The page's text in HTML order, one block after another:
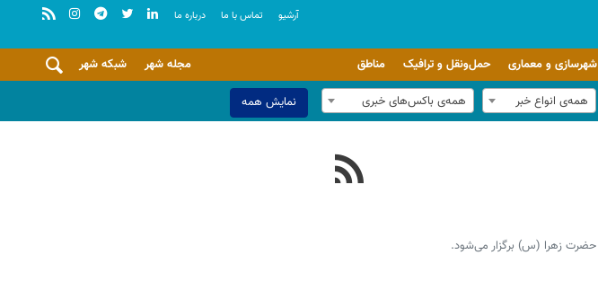
آرشيو تماس با ما درباره ما
شهرسازی و معماری حمل‌ونقل و ترافیک مناطق شبکه شهر
مجله شهر
همه‌ی انواع خبر همه‌ی باکس‌های خبری نمایش همه